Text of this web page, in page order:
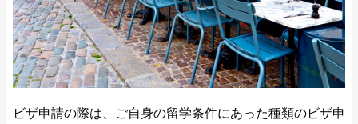
ビザ申請の際は、ご自身の留学条件にあった種類のビザ申